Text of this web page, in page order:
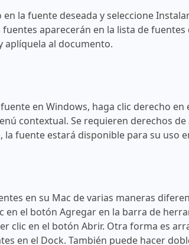
en la fuente deseada y seleccione
fuentes aparecerán en la lista de
aplíquela al documento.
en Windows, haga clic derecho
contextual. Se requieren derechos
la fuente estará disponible para su uso
en su Mac de varias maneras
en el botón Agregar en la barra de
clic en el botón Abrir. Otra forma es
en el Dock. También puede hacer